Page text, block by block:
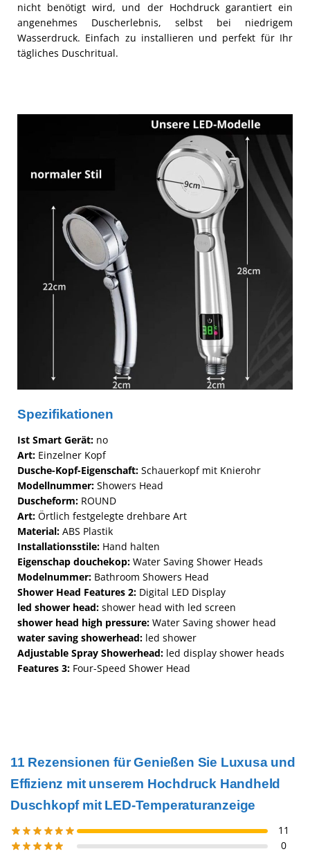
nicht benötigt wird, und der Hochdruck garantiert ein
angenehmes Duscherlebnis, selbst bei niedrigem
Wasserdruck. Einfach zu installieren und perfekt für Ihr
tägliches Duschritual.
Spezifikationen
Ist Smart Gerät: no
Art: Einzelner Kopf
Dusche-Kopf-Eigenschaft: Schauerkopf mit Knierohr
Modellnummer: Showers Head
Duscheform: ROUND
Art: Örtlich festgelegte drehbare Art
Material: ABS Plastik
Installationsstile: Hand halten
Eigenschap douchekop: Water Saving Shower Heads
Modelnummer: Bathroom Showers Head
Shower Head Features 2: Digital LED Display
led shower head: shower head with led screen
shower head high pressure: Water Saving shower head
water saving showerhead: led shower
Adjustable Spray Showerhead: led display shower heads
Features 3: Four-Speed Shower Head
11 Rezensionen fürGenießen Sie Luxusa und
Effizienz mit unserem Hochdruck Handheld
Duschkopf mit LED-Temperaturanzeige
11
0